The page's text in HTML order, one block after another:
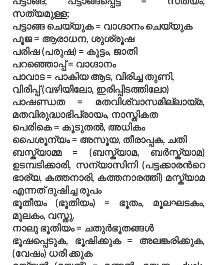
സത്യമുള്ള;
പട്ടാങ്ങ ചെയ്യുക = വാഗ്ദാനം ചെയ്യുക
പൂജ = ആരാധന, ശുശ്രൂഷ
പരിഷ (പരുഷ) = കൂട്ടം, ജാതി
പറഞ്ഞൊപ്പ് = വാഗ്ദാനം
പാവാട = പാകിയ ആട, വിരിച്ച തുണി,
വിരിപ്പ് (വഴിയിലോ, ഇരിപ്പിടത്തിലോ)
പാഷണ്ഡത = മതവിശ്വാസമില്ലായ്മ,
മതവിരുദ്ധാഭിപ്രായം, നാസ്തികത
പെരികെ = കൂടുതല്‍, അധികം
പൈശൂന്യം = അസൂയ, തീരാപ്പക, ചതി
ബസ്ക്യാമ്മ = (ബസ്ക്യാമ, ബര്‍സ്ക്യാമ)
ഉടമ്പടിക്കാരി, സന്യാസിനി (പട്ടക്കാരന്‍റെ
ഭാര്യ, കത്തനാരി, കത്തനാരത്തി) മസ്ക്യാമ
എന്നത് ദുഷിച്ച രൂപം
ഭൂതീയം (ഭൂതിയം) = ഭൂതം, മൂലഘടകം,
മൂലകം, വസ്തു.
നാലു ഭൂതിയം = ചതുര്‍ഭൂതങ്ങള്‍
ഭൂഷപ്പെടുക, ഭൂഷിക്കുക = അലങ്കരിക്കുക,
(വേഷം) ധരി ക്കുക